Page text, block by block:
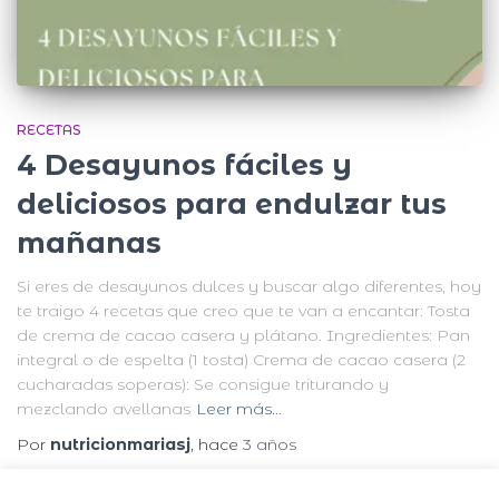
RECETAS
4 Desayunos fáciles y
deliciosos para endulzar tus
mañanas
Si eres de desayunos dulces y buscar algo diferentes, hoy
te traigo 4 recetas que creo que te van a encantar: Tosta
de crema de cacao casera y plátano. Ingredientes: Pan
integral o de espelta (1 tosta) Crema de cacao casera (2
cucharadas soperas): Se consigue triturando y
mezclando avellanas Leer más…
Por nutricionmariasj, hace 3 años